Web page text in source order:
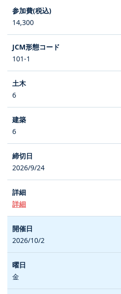
14,300
101-1
6
6
2026/9/24
詳細
2026/10/2
金